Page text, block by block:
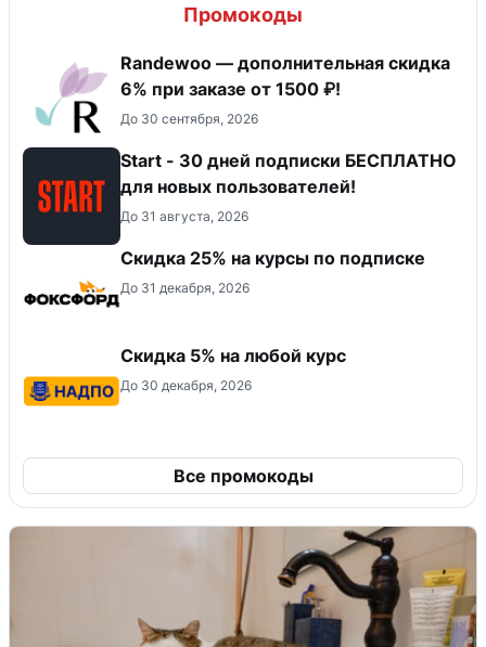
Промокоды
Randewoo — дополнительная скидка
6% при заказе от 1500 ₽!
До 30 сентября, 2026
Start - 30 дней подписки БЕСПЛАТНО
для новых пользователей!
До 31 августа, 2026
Скидка 25% на курсы по подписке
До 31 декабря, 2026
Скидка 5% на любой курс
До 30 декабря, 2026
Все промокоды